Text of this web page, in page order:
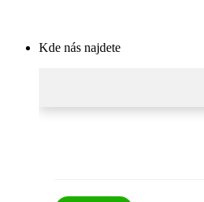
Kde nás najdete